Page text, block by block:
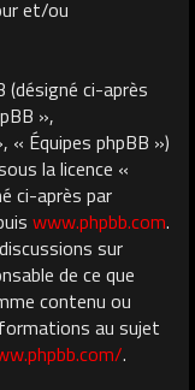
et/ou
ci-après
»,
« Équipes phpBB »)
la licence «
ci-après par
www.phpbb.com.
sur
de ce que
contenu ou
au sujet
.